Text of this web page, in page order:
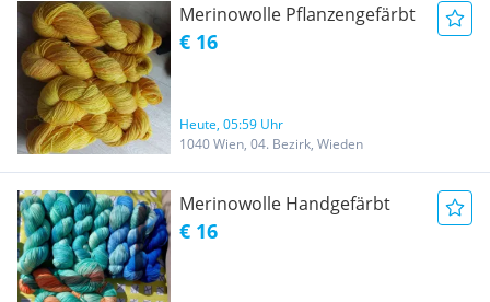
Merinowolle Pflanzengefärbt
€ 16
Heute, 05:59 Uhr
1040 Wien, 04. Bezirk, Wieden
Merinowolle Handgefärbt
€ 16